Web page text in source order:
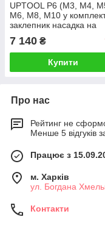
UPTOOL P6 (М3, М4,
М6, М8, М10 у
заклепник насадка на
шурупокрут M3-M12
7 140 ₴
Купити
Про нас
Рейтинг не
Менше 5 відгуків
Працює з
м. Харків
ул. Богдана
Контакти